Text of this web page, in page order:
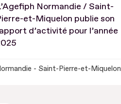
Normandie / Saint-
et-Miquelon publie son
d’activité pour l’année
- Saint-Pierre-et-Miquelon